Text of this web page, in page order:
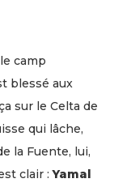
camp
blessé aux
sur le Celta de
qui lâche,
la Fuente, lui,
clair :Yamal